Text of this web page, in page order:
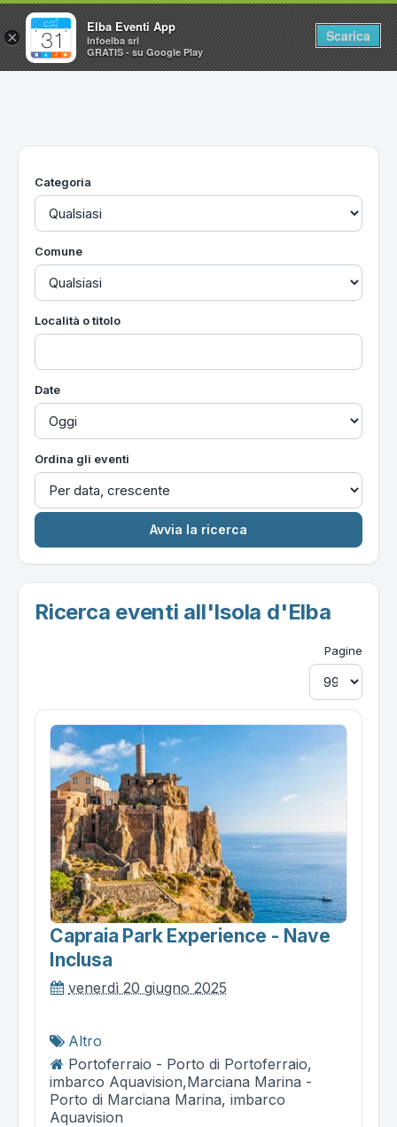
Home
Utilità
Categoria
Comune
Località o titolo
Date
Ordina gli eventi
Ricerca eventi all'Isola d'Elba
Pagine
Capraia Park Experience - Nave
Inclusa
venerdì 20 giugno 2025
Altro
Portoferraio - Porto di Portoferraio,
imbarco Aquavision,Marciana Marina -
Porto di Marciana Marina, imbarco
Aquavision
×
Elba Eventi App
Infoelba srl
GRATIS - su Google Play
Scarica